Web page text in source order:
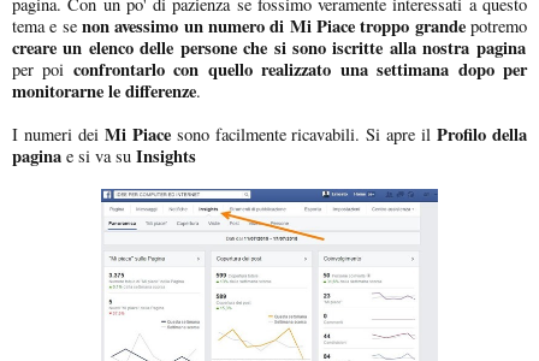
tema e se non avessimo un numero di Mi Piace troppo grandepotremo
creare un elenco delle persone che si sono iscritte alla nostra pagina
per poi confrontarlo con quello realizzato una settimana dopo per
monitorarne le differenze.
I numeri dei Mi Piacesono facilmente ricavabili. Si apre ilProfilo della
pagina e si va su Insights